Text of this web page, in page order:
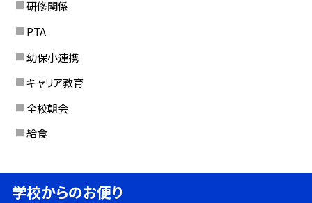
研修関係
PTA
幼保小連携
キャリア教育
全校朝会
給食
学校からのお便り